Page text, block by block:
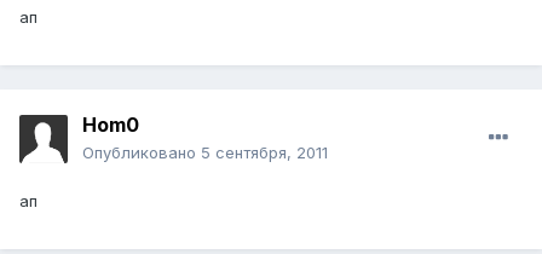
ап
Hom0
Опубликовано 5 сентября, 2011
ап